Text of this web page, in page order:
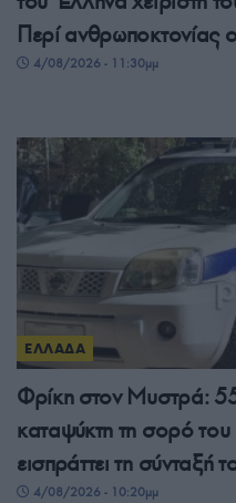
Περί ανθρωποκτονίας
4/08/2026 - 11:30μμ
ΕΛΛΑΔΑ
Φρίκη στον Μυστρά:
καταψύκτη τη σορό
εισπράττει τη σύνταξή
4/08/2026 - 10:20μμ